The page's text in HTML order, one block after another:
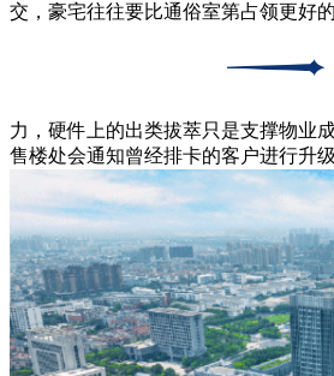
交，豪宅往往要比通俗室第占领更好
力，硬件上的出类拔萃只是支撑物业
售楼处会通知曾经排卡的客户进行升